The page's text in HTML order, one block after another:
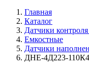
Главная
Каталог
Датчики
Емкостные
Датчики
ДНЕ-4Д223-